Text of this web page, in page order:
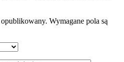
Wymagane pola są